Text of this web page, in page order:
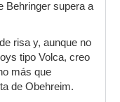
Behringer supera a
risa y, aunque no
tipo Volca, creo
más que
de Obehreim.